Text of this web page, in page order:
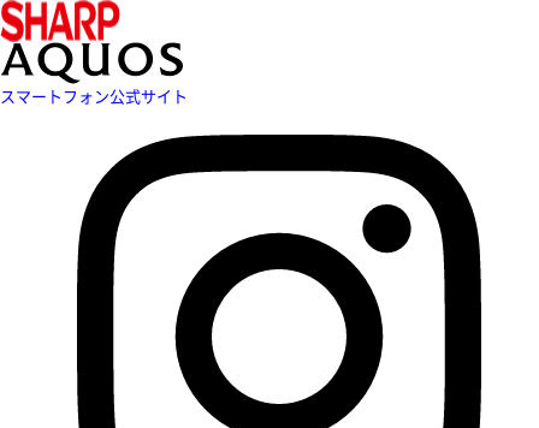
スマートフォン公式サイト